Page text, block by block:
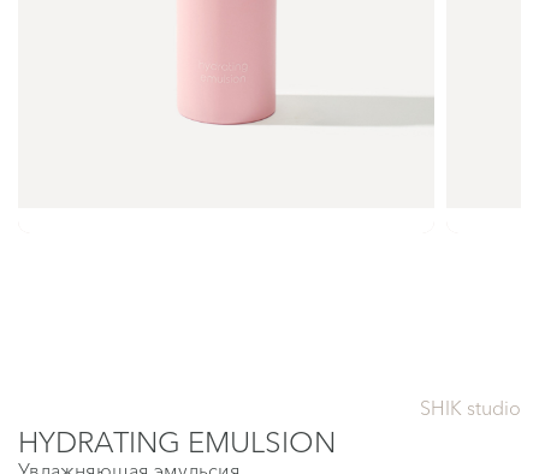
SHIK studio
HYDRATING EMULSION